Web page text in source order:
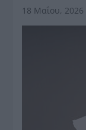
18 Μαΐου, 2026